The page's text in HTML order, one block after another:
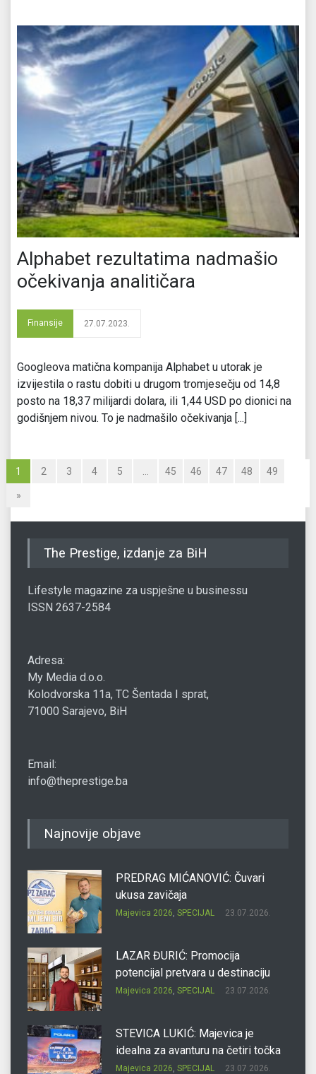
Alphabet rezultatima nadmašio
očekivanja analitičara
Finansije 27.07.2023.
Googleova matična kompanija Alphabet u utorak je
izvijestila o rastu dobiti u drugom tromjesečju od 14,8
posto na 18,37 milijardi dolara, ili 1,44 USD po dionici na
godišnjem nivou. To je nadmašilo očekivanja [...]
1 2 3 4 5 45 46 47 48 49
»
The Prestige, izdanje za BiH
Lifestyle magazine za uspješne u businessu
ISSN 2637-2584
Adresa:
My Media d.o.o.
Kolodvorska 11a, TC Šentada I sprat,
71000 Sarajevo, BiH
Email:
info@theprestige.ba
Najnovije objave
PREDRAG MIĆANOVIĆ: Čuvari
ukusa zavičaja
Majevica 2026, SPECIJAL 23.07.2026.
LAZAR ĐURIĆ: Promocija
potencijal pretvara u destinaciju
Majevica 2026, SPECIJAL 23.07.2026.
STEVICA LUKIĆ: Majevica je
idealna za avanturu na četiri točka
Majevica 2026, SPECIJAL 23.07.2026.